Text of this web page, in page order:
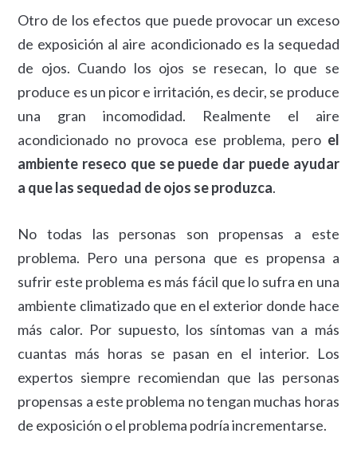
Otro de los efectos que puede provocar un exceso
de exposición al aire acondicionado es la sequedad
de ojos. Cuando los ojos se resecan, lo que se
produce es un picor e irritación, es decir, se produce
una gran incomodidad. Realmente el aire
acondicionado no provoca ese problema, pero el
ambiente reseco que se puede dar puede ayudar
a que las sequedad de ojos se produzca.
No todas las personas son propensas a este
problema. Pero una persona que es propensa a
sufrir este problema es más fácil que lo sufra en una
ambiente climatizado que en el exterior donde hace
más calor. Por supuesto, los síntomas van a más
cuantas más horas se pasan en el interior. Los
expertos siempre recomiendan que las personas
propensas a este problema no tengan muchas horas
de exposición o el problema podría incrementarse.